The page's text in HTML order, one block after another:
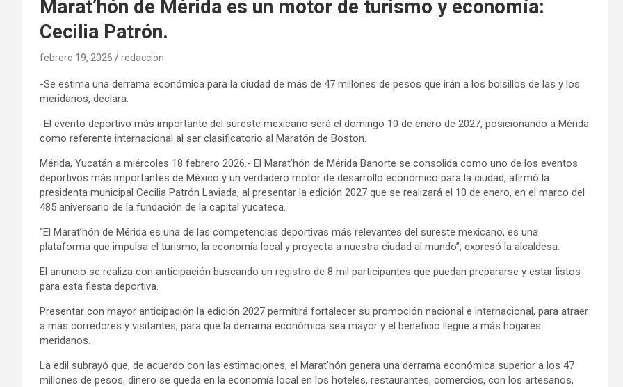
Marat’hón de Mérida es un motor de turismo y economía:
Cecilia Patrón.
febrero 19, 2026 redaccion
-Se estima una derrama económica para la ciudad de más de 47 millones de pesos que irán a los bolsillos de las y los
meridanos, declara.
-El evento deportivo más importante del sureste mexicano será el domingo 10 de enero de 2027, posicionando a Mérida
como referente internacional al ser clasificatorio al Maratón de Boston.
Mérida, Yucatán a miércoles 18 febrero 2026.- El Marat’hón de Mérida Banorte se consolida como uno de los eventos
deportivos más importantes de México y un verdadero motor de desarrollo económico para la ciudad, afirmó la
presidenta municipal Cecilia Patrón Laviada, al presentar la edición 2027 que se realizará el 10 de enero, en el marco del
485 aniversario de la fundación de la capital yucateca.
“El Marat’hón de Mérida es una de las competencias deportivas más relevantes del sureste mexicano, es una
plataforma que impulsa el turismo, la economía local y proyecta a nuestra ciudad al mundo”, expresó la alcaldesa.
El anuncio se realiza con anticipación buscando un registro de 8 mil participantes que puedan prepararse y estar listos
para esta fiesta deportiva.
Presentar con mayor anticipación la edición 2027 permitirá fortalecer su promoción nacional e internacional, para atraer
a más corredores y visitantes, para que la derrama económica sea mayor y el beneficio llegue a más hogares
meridanos.
La edil subrayó que, de acuerdo con las estimaciones, el Marat’hón genera una derrama económica superior a los 47
millones de pesos, dinero se queda en la economía local en los hoteles, restaurantes, comercios, con los artesanos,